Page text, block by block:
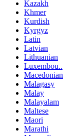
Kazakh
Khmer
Kurdish
Kyrgyz
Latin
Latvian
Lithuanian
Luxembou..
Macedonian
Malagasy
Malay
Malayalam
Maltese
Maori
Marathi